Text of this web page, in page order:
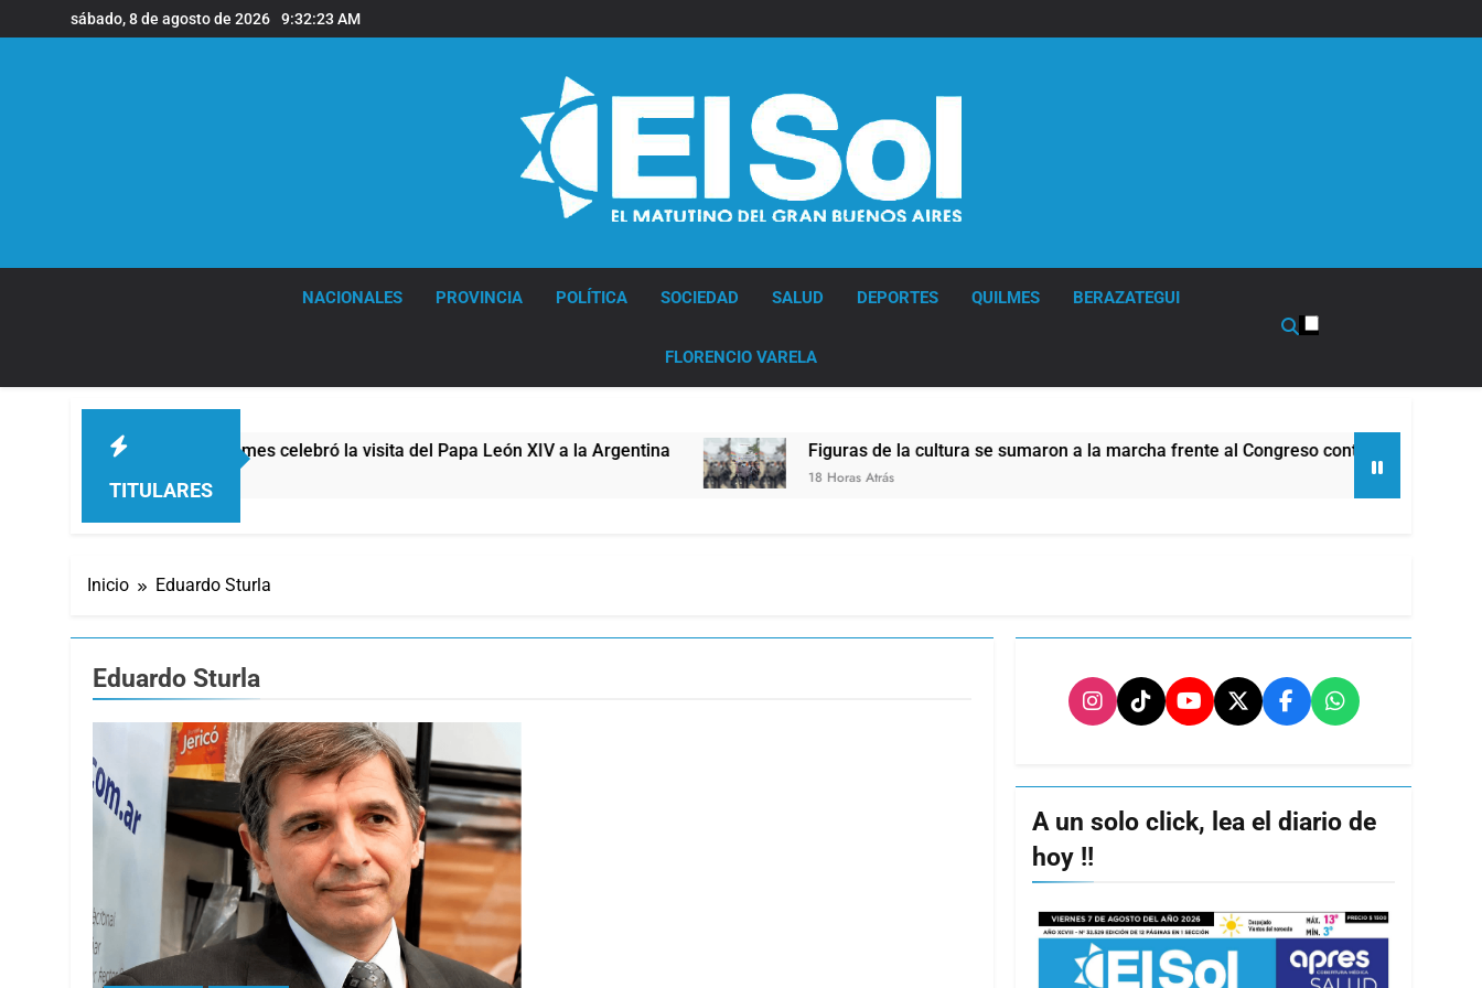
al
sábado, 8 de agosto de 2026 9:32:24 AM
NACIONALES PROVINCIA POLÍTICA SOCIEDAD SALUD DEPORTES QUILMES BERAZATEGUI
FLORENCIO VARELA
TITULARES
de Quilmes celebró la visita del Papa León XIV a la Argentina Figuras de la cultura se sumaron a la marcha frente al Congreso contra la Ley de Propiedad Privada
18 Horas Atrás
Inicio Eduardo Sturla
Eduardo Sturla
A un solo click, lea el diario de
hoy !!